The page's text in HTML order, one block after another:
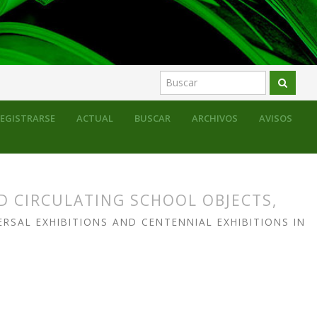
ACTUAL BUSCAR ARCHIVOS AVISOS
mercado escolar entre los siglos XIX y XX
SCHOOL OBJECTS,
EXHIBITIONS AND CENTENNIAL EXHIBITIONS IN